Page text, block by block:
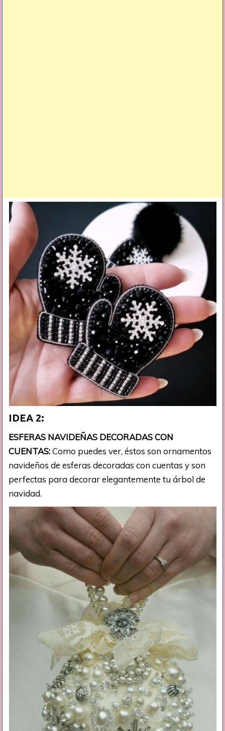
IDEA 2:
ESFERAS NAVIDEÑAS DECORADAS CON
CUENTAS:Como puedes ver, éstos son ornamentos
navideños de esferas decoradas con cuentas y son
perfectas para decorar elegantemente tu árbol de
navidad.